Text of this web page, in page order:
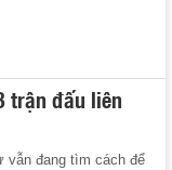
trận đấu liên
vẫn đang tìm cách để